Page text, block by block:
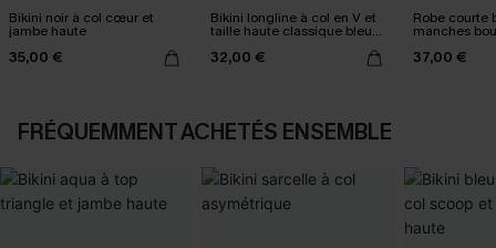
Bikini noir à col cœur et
jambe haute
35,00 €
Bikini longline à col en V et
taille haute classique bleu
32,00 €
Robe courte
manches
37,00 €
FRÉQUEMMENT ACHETÉS ENSEMBLE